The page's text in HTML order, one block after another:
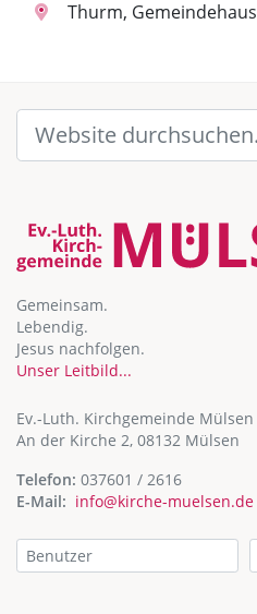
Thurm, Gemeindehaus
Gemeinsam.
Lebendig.
Jesus nachfolgen.
Unser Leitbild...
Ev.-Luth. Kirchgemeinde Mülsen
An der Kirche 2, 08132 Mülsen
Telefon: 037601 / 2616
E-Mail: info@kirche-muelsen.de